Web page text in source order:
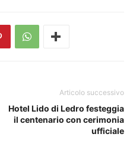
Articolo successivo
Hotel Lido di Ledro festeggia
il centenario con cerimonia
ufficiale